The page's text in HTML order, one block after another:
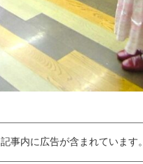
記事内に広告が含まれています。